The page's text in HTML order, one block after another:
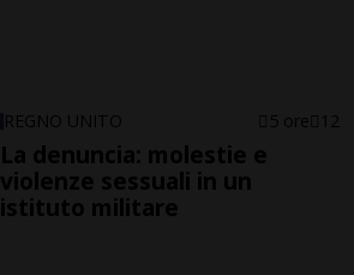
REGNO UNITO 5 ore 12
La denuncia: molestie e
violenze sessuali in un
istituto militare